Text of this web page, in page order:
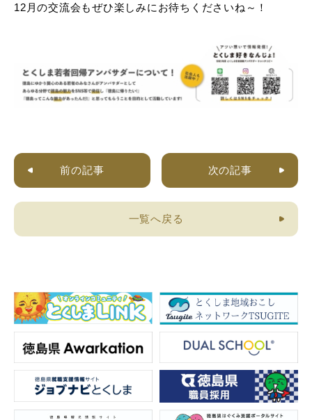
12月の交流会もぜひ楽しみにお待ちくださいね～！
前の記事 次の記事
一覧へ戻る